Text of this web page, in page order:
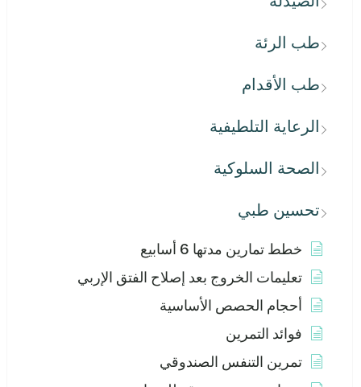
طب الرئة
طب الأقدام
الرعاية التلطيفية
الصحة السلوكية
تحسين طبي
خطط تمارين مدتها 6 أسابيع
تعليمات الخروج بعد إصلاح الفتق الإربي
أحجام الحصص الأساسية
فوائد التمرين
تمرين التنفس الصندوقي